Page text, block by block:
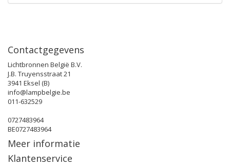
Contactgegevens
Lichtbronnen België B.V.
J.B. Truyensstraat 21
3941 Eksel (B)
info@lampbelgie.be
011-632529
0727483964
BE0727483964
Meer informatie
Klantenservice